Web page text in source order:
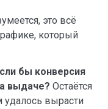
это всё
который
бы конверсия
выдаче? Остаётся
удалось вырасти